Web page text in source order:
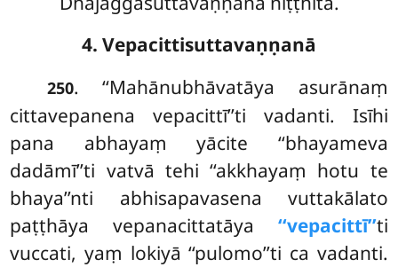
4. Vepacittisuttavaṇṇanā
250. ‘‘Mahānubhāvatāya asurānaṃ
cittavepanena vepacittī’’ti vadanti. Isīhi
pana abhayaṃ yācite ‘‘bhayameva
dadāmī’’ti vatvā tehi ‘‘akkhayaṃ hotu te
bhaya’’nti abhisapavasena vuttakālato
paṭṭhāya vepanacittatāya ‘‘vepacittī’’ti
vuccati, yaṃ lokiyā ‘‘pulomo’’ti ca vadanti.